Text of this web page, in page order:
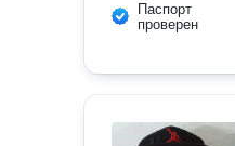
Паспорт
проверен